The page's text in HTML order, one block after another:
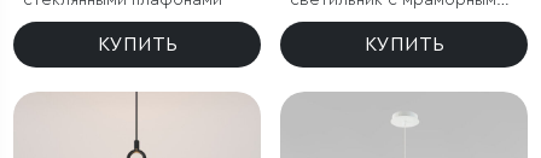
КУПИТЬ
рассеивателем
КУПИТЬ